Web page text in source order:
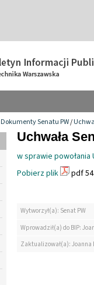
Dokumenty Senatu PW/
Uchwała
w sprawie
Pobierz plik
pdf
Wytworzył(a): Senat PW
Wprowadził(a) do BIP:
Zaktualizował(a):